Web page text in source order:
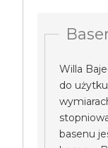
Willa
do
basenu